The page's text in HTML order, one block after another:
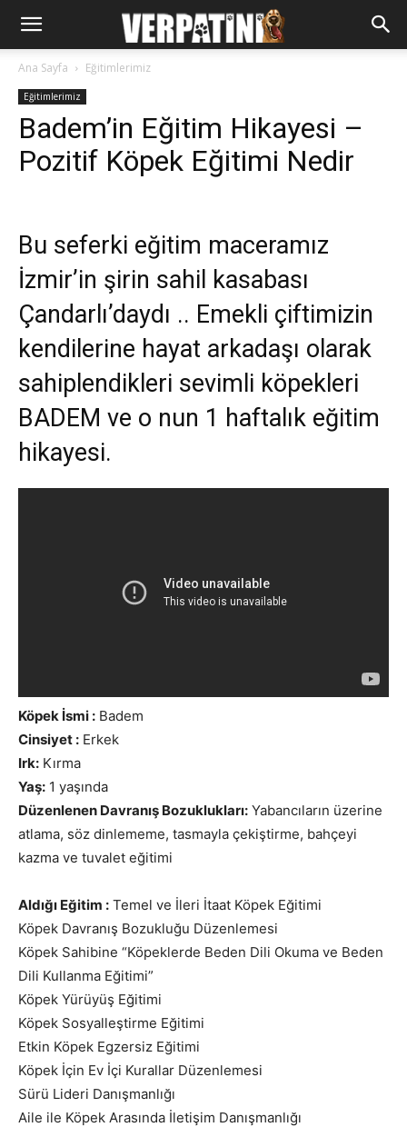
Ana Sayfa Eğitimlerimiz
Eğitimlerimiz
Badem’in Eğitim Hikayesi –
Pozitif Köpek Eğitimi Nedir
Bu seferki eğitim maceramız
İzmir’in şirin sahil kasabası
Çandarlı’daydı .. Emekli çiftimizin
kendilerine hayat arkadaşı olarak
sahiplendikleri sevimli köpekleri
BADEM ve o nun 1 haftalık eğitim
hikayesi.
Köpek İsmi : Badem
Cinsiyet : Erkek
Irk: Kırma
Yaş: 1 yaşında
Düzenlenen Davranış Bozuklukları: Yabancıların üzerine
atlama, söz dinlememe, tasmayla çekiştirme, bahçeyi
kazma ve tuvalet eğitimi
Aldığı Eğitim : Temel ve İleri İtaat Köpek Eğitimi
Köpek Davranış Bozukluğu Düzenlemesi
Köpek Sahibine “Köpeklerde Beden Dili Okuma ve Beden
Dili Kullanma Eğitimi”
Köpek Yürüyüş Eğitimi
Köpek Sosyalleştirme Eğitimi
Etkin Köpek Egzersiz Eğitimi
Köpek İçin Ev İçi Kurallar Düzenlemesi
Sürü Lideri Danışmanlığı
Aile ile Köpek Arasında İletişim Danışmanlığı